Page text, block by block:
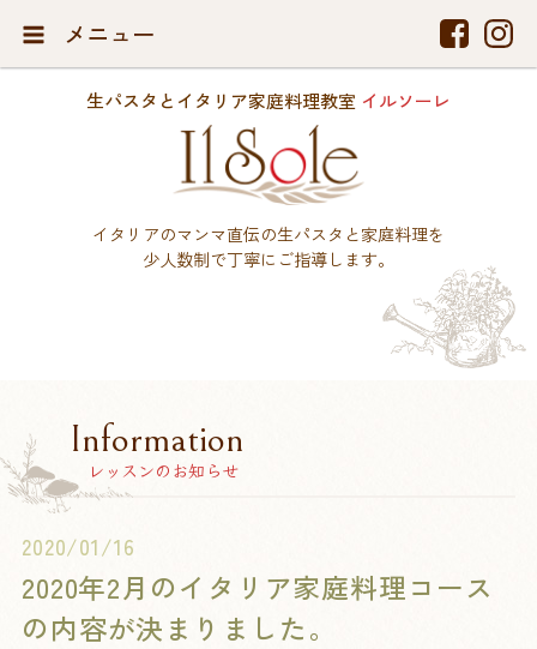
メニュー
生パスタとイタリア家庭料理教室 イルソーレ
イタリアのマンマ直伝の生パスタと家庭料理を
少人数制で丁寧にご指導します。
Information
レッスンのお知らせ
2020/01/16
2020年2月のイタリア家庭料理コース
の内容が決まりました。